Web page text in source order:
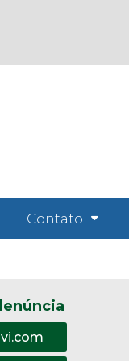
Contato